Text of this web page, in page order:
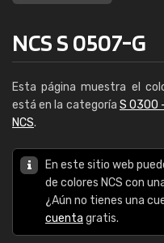
NCS S 0507-G
Esta página muestra el
está en la categoría S 0300
NCS.
En este sitio web
de colores NCS con
¿Aún no tienes una
cuenta gratis.